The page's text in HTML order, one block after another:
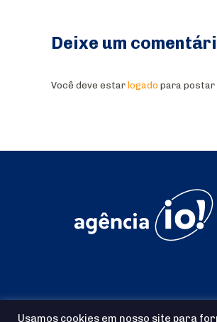
Deixe um
Você deve estar logado para postar
Usamos cookies em nosso site para